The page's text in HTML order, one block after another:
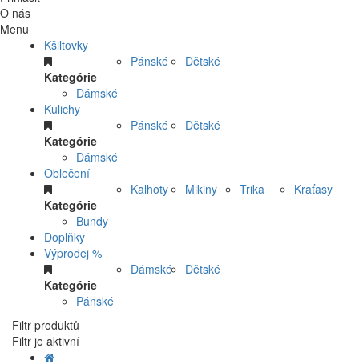
O nás
Menu
Kšiltovky
Kategórie
Dámské
Pánské Dětské
Kulichy
Kategórie
Dámské
Pánské Dětské
Oblečení
Kategórie
Bundy
Kalhoty Mikiny Trika Kraťasy
Doplňky
Výprodej %
Kategórie
Pánské
Dámské Dětské
Filtr produktů
Filtr je aktivní